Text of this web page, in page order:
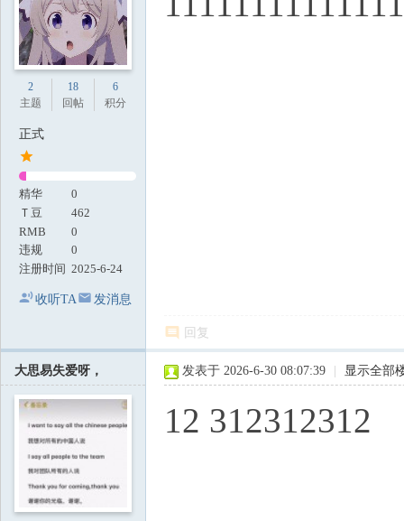
2
主题
18
回帖
6
积分
正式
精华
0
Ｔ豆
462
RMB
0
违规
0
注册时间 2025-6-24
收听TA 发消息
回复
大思易失爱呀， 发表于 2026-6-30 08:07:39 显示全部
12 312312312